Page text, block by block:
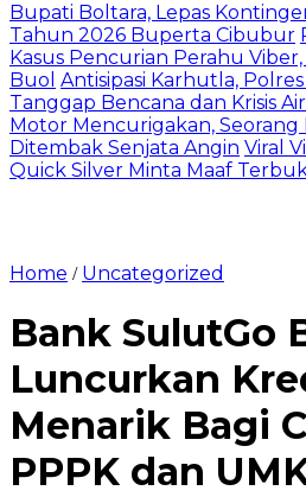
Bupati Boltara, Lepas
Tahun 2026 Buperta Cibubur
Kasus Pencurian Perahu
Buol Antisipasi Karhutla,
Tanggap Bencana dan Krisis Air
Motor Mencurigakan, Seorang
Ditembak Senjata Angin Viral
Quick Silver Minta Maaf
Home / Uncategorized
Bank SulutGo
Luncurkan
Menarik Bagi
PPPK dan